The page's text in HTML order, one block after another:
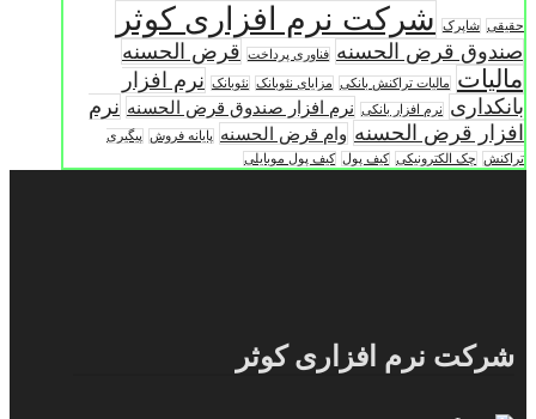
حقیقی شاپرک شرکت نرم افزاری کوثر
صندوق قرض الحسنه فناوری پرداخت قرض الحسنه
مالیات مالیات تراکنش بانکی مزایای نئوبانک نئوبانک
نرم افزار
بانکداری
نرم افزار بانکی نرم افزار صندوق قرض الحسنه نرم
افزار قرض الحسنه وام قرض الحسنه پایانه فروش
پیگیری
تراکنش
چک الکترونیکی کیف پول کیف پول موبایلی
شرکت نرم افزاری کوثر